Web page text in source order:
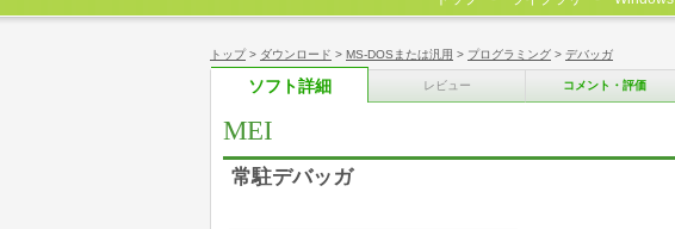
トップ> ダウンロード > MS-DOSまたは汎用 > プログラミング > デバッガ
ソフト詳細 レビュー コメント・評価
MEI
常駐デバッガ